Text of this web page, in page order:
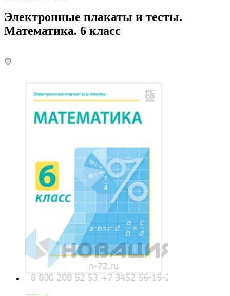
Электронные плакаты и тесты.
Математика. 6 класс